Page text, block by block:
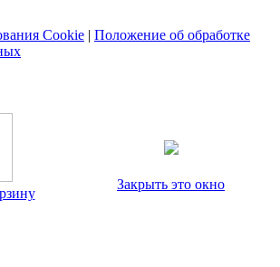
Cookie | Положение об обработке
Закрыть это окно